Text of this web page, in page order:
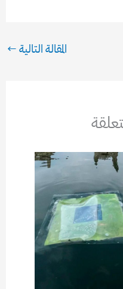
المقالة التالية←